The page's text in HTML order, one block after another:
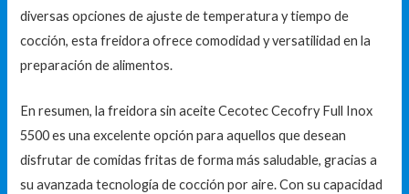
diversas opciones de ajuste de temperatura y tiempo de
cocción, esta freidora ofrece comodidad y versatilidad en la
preparación de alimentos.
En resumen, la freidora sin aceite Cecotec Cecofry Full Inox
5500 es una excelente opción para aquellos que desean
disfrutar de comidas fritas de forma más saludable, gracias a
su avanzada tecnología de cocción por aire. Con su capacidad